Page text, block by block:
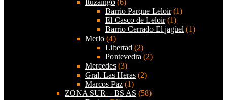
Ituzaingó (6)
Barrio Parque Leloir(1)
El Casco de Leloir(1)
Barrio Cerrado El jagüel (1)
Merlo (4)
Libertad (2)
Pontevedra (2)
Mercedes (3)
Gral. Las Heras (2)
Marcos Paz (1)
ZONA SUR – BS AS (58)